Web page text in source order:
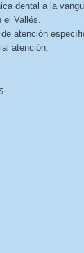
dental a la
el Vallés.
atención
atención.